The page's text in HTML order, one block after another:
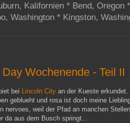
Kalifornien * Bend,
Washington * Kingston,
Wochenende - Teil II
bei Lincoln City an der Kueste erkundet.
geblueht und rosa ist doch meine
nervoes, weil der Pfad an manchen
da aus dem Busch springt...